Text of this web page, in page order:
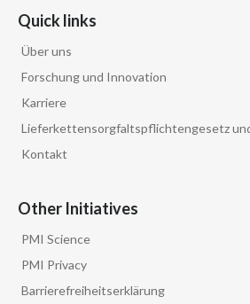
Quick links
Über uns
Forschung und Innovation
Karriere
Lieferkettensorgfaltspflichtengesetz
Kontakt
Other Initiatives
PMI Science
PMI Privacy
Barrierefreiheitserklärung